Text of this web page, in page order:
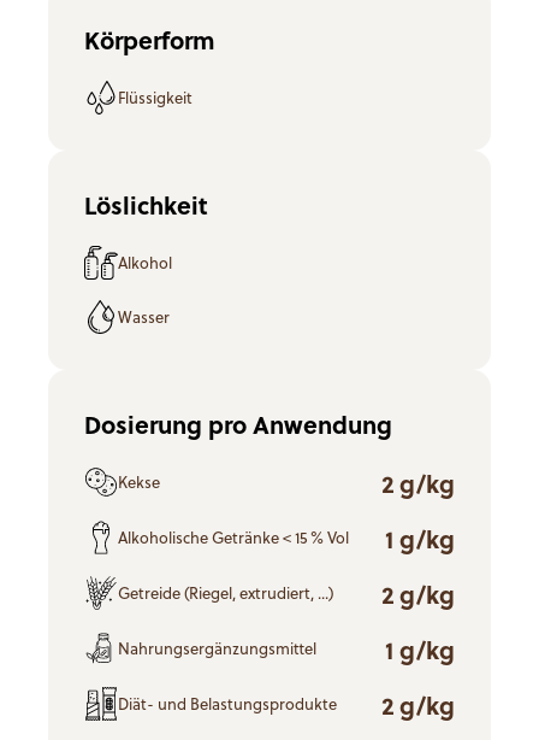
Körperform
Flüssigkeit
Löslichkeit
Alkohol
Wasser
Dosierung pro Anwendung
Kekse 2 g/kg
Alkoholische Getränke < 15 % Vol 1 g/kg
Getreide (Riegel, extrudiert, ...) 2 g/kg
Nahrungsergänzungsmittel 1 g/kg
Diät- und Belastungsprodukte 2 g/kg